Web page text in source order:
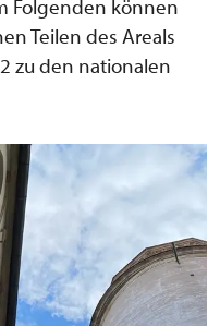
Folgenden können
Teilen des Areals
zu den nationalen